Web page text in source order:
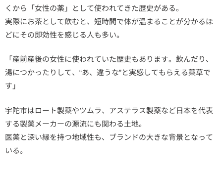
くから「女性の薬」として使われてきた歴史がある。
実際にお茶として飲むと、短時間で体が温まることが分かるほ
どにその即効性を感じる人も多い。
「産前産後の女性に使われていた歴史もあります。飲んだり、
湯につかったりして、“あ、違うな”と実感してもらえる薬草で
す」
宇陀市はロート製薬やツムラ、アステラス製薬など日本を代表
する製薬メーカーの源流にも関わる土地。
医薬と深い縁を持つ地域性も、ブランドの大きな背景となって
いる。